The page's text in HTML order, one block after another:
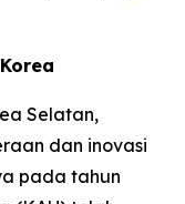
Selatan,
dan inovasi
pada tahun